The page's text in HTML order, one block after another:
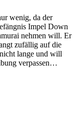
wenig, da der
Impel Down
nehmen will. Er
zufällig auf die
lange und will
verpassen…